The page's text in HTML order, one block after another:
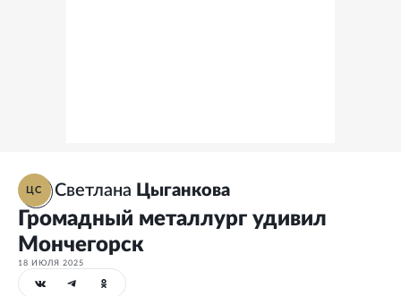
ЦС Светлана Цыганкова
Громадный металлург удивил
Мончегорск
18 ИЮЛЯ 2025